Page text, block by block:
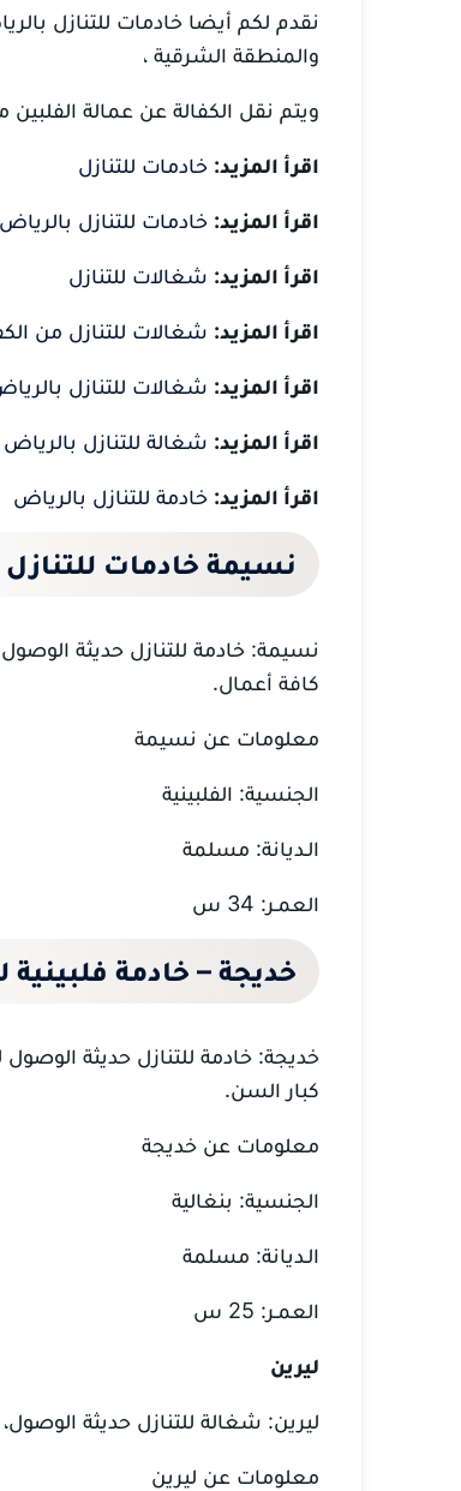
نقدم لكم أيضا خادمات للتنازل
والمنطقة الشرقية ،
ويتم نقل الكفالة عن عمالة
اقرأ المزيد: خادمات للتنازل
اقرأ المزيد: خادمات للتنازل بالرياض
اقرأ المزيد: شغالات للتنازل
اقرأ المزيد: شغالات للتنازل من
اقرأ المزيد: شغالات للتنازل
اقرأ المزيد: شغالة للتنازل بالرياض
اقرأ المزيد: خادمة للتنازل بالرياض
نسيمة خادمات
نسيمة: خادمة للتنازل حديثة
كافة أعمال.
معلومات عن نسيمة
الجنسية: الفلبينية
الـديانة: مسلمة
العمـر: 34 س
خديجة – خادمة فلبينية
خديجة: خادمة للتنازل حديثة
كبار السن.
معلومات عن خديجة
الجنسية: بنغالية
الـديانة: مسلمة
العمـر: 25 س
ليرين
ليرين: شغالة للتنازل حديثة الوصول،
معلومات عن ليرين